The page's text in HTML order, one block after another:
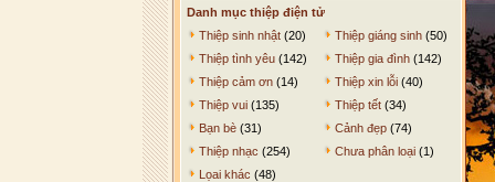
Danh mục thiệp điện tử
Thiệp sinh nhật (20) Thiệp giáng sinh (50)
Thiệp tình yêu (142) Thiệp gia đình (142)
Thiệp cảm ơn (14) Thiệp xin lỗi (40)
Thiệp vui (135) Thiệp tết (34)
Bạn bè (31) Cảnh đẹp (74)
Thiệp nhạc (254) Chưa phân loại (1)
Lọai khác (48)